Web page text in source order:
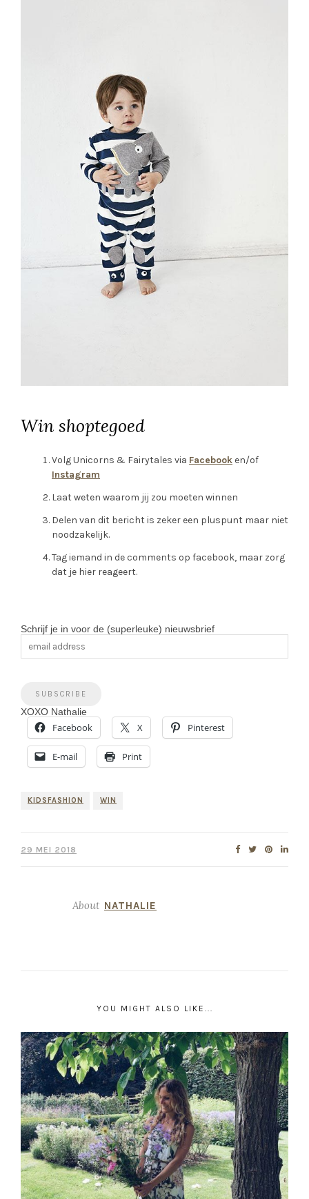
Win shoptegoed
Volg Unicorns & Fairytales via Facebook en/of
Instagram
Laat weten waarom jij zou moeten winnen
Delen van dit bericht is zeker een pluspunt maar niet
noodzakelijk.
Tag iemand in de comments op facebook, maar zorg
dat je hier reageert.
Schrijf je in voor de (superleuke) nieuwsbrief
XOXO Nathalie
Facebook X Pinterest
E-mail Print
KIDSFASHION WIN
29 MEI 2018
About NATHALIE
YOU MIGHT ALSO LIKE...